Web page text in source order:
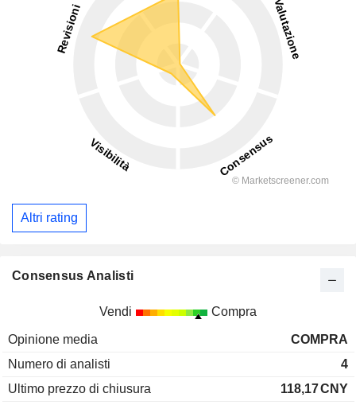
Altri rating
Consensus Analisti
Vendi Compra
Opinione media
COMPRA
Numero di analisti
4
Ultimo prezzo di chiusura
118,17CNY